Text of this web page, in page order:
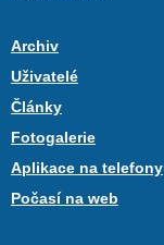
Archiv
Uživatelé
Články
Fotogalerie
Aplikace na telefony
Počasí na web